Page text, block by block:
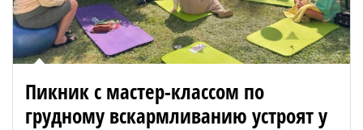
Пикник с мастер-классом по
грудному вскармливанию устроят у